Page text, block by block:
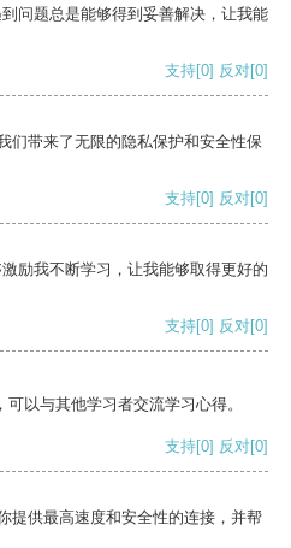
问题总是能够得到妥善解决，让我能
支持[0] 反对[0]
们带来了无限的隐私保护和安全性保
支持[0] 反对[0]
励我不断学习，让我能够取得更好的
支持[0] 反对[0]
以与其他学习者交流学习心得。
支持[0] 反对[0]
提供最高速度和安全性的连接，并帮